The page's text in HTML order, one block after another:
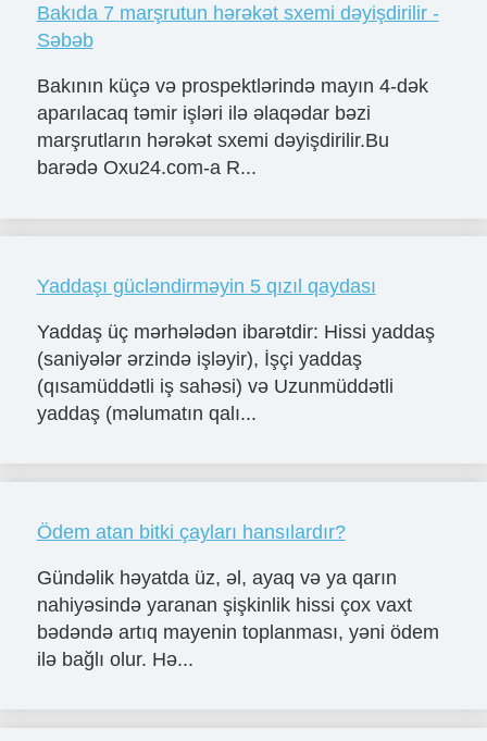
Bakıda 7 marşrutun hərəkət sxemi dəyişdirilir -
Səbəb
Bakının küçə və prospektlərində mayın 4-dək
aparılacaq təmir işləri ilə əlaqədar bəzi
marşrutların hərəkət sxemi dəyişdirilir.Bu
barədə Oxu24.com-a R...
Yaddaşı gücləndirməyin 5 qızıl qaydası
Yaddaş üç mərhələdən ibarətdir: Hissi yaddaş
(saniyələr ərzində işləyir), İşçi yaddaş
(qısamüddətli iş sahəsi) və Uzunmüddətli
yaddaş (məlumatın qalı...
Ödem atan bitki çayları hansılardır?
Gündəlik həyatda üz, əl, ayaq və ya qarın
nahiyəsində yaranan şişkinlik hissi çox vaxt
bədəndə artıq mayenin toplanması, yəni ödem
ilə bağlı olur. Hə...